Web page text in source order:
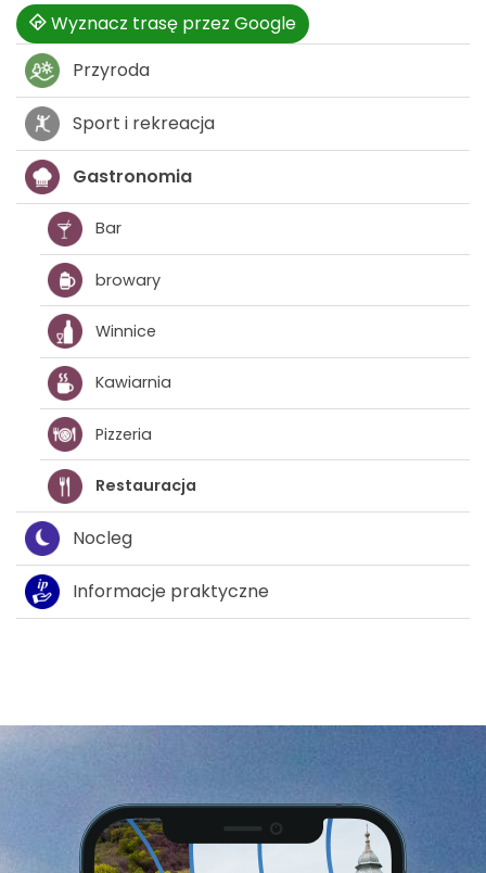
Wyznacz trasę przez Google
Przyroda
Sport i rekreacja
Gastronomia
Bar
browary
Winnice
Kawiarnia
Pizzeria
Restauracja
Nocleg
Informacje praktyczne